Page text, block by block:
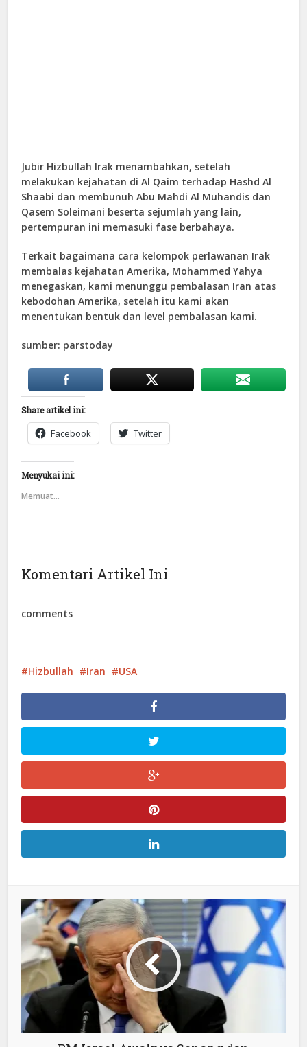
Jubir Hizbullah Irak menambahkan, setelah
melakukan kejahatan di Al Qaim terhadap Hashd Al
Shaabi dan membunuh Abu Mahdi Al Muhandis dan
Qasem Soleimani beserta sejumlah yang lain,
pertempuran ini memasuki fase berbahaya.
Terkait bagaimana cara kelompok perlawanan Irak
membalas kejahatan Amerika, Mohammed Yahya
menegaskan, kami menunggu pembalasan Iran atas
kebodohan Amerika, setelah itu kami akan
menentukan bentuk dan level pembalasan kami.
sumber: parstoday
Share artikel ini:
Facebook Twitter
Menyukai ini:
Memuat...
Komentari Artikel Ini
comments
Hizbullah Iran USA